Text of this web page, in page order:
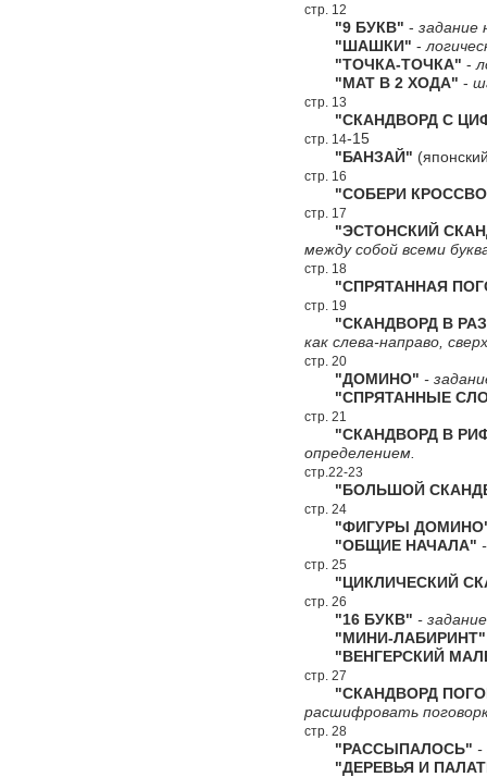
стр. 12
"9 БУКВ" - задание
"ШАШКИ" -
"ТОЧКА-ТОЧКА" -
"МАТ В 2 ХОДА" -
стр. 13
"СКАНДВОРД С
стр. 14-15
"БАНЗАЙ"
стр. 16
"СОБЕРИ
стр. 17
"ЭСТОНСКИЙ
между собой всеми
стр. 18
"СПРЯТАННАЯ
стр. 19
"СКАНДВОРД В
как слева-направо,
стр. 20
"ДОМИНО" -
"СПРЯТАННЫЕ
стр. 21
"СКАНДВОРД В
определением.
стр.22-23
"БОЛЬШОЙ
стр. 24
"ФИГУРЫ
"ОБЩИЕ НАЧАЛА"
стр. 25
"ЦИКЛИЧЕСКИЙ
стр. 26
"16 БУКВ" -
"МИНИ-ЛАБИРИНТ"
"ВЕНГЕРСКИЙ
стр. 27
"СКАНДВОРД
расшифровать
стр. 28
"РАССЫПАЛОСЬ" -
"ДЕРЕВЬЯ И